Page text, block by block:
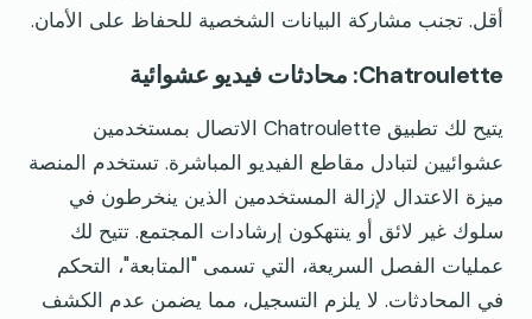
أقل. تجنب مشاركة البيانات الشخصية للحفاظ على الأمان.
Chatroulette: محادثات فيديو عشوائية
يتيح لك تطبيق Chatroulette الاتصال بمستخدمين
عشوائيين لتبادل مقاطع الفيديو المباشرة. تستخدم المنصة
ميزة الاعتدال لإزالة المستخدمين الذين ينخرطون في
سلوك غير لائق أو ينتهكون إرشادات المجتمع. تتيح لك
عمليات الفصل السريعة، التي تسمى "المتابعة"، التحكم
في المحادثات. لا يلزم التسجيل، مما يضمن عدم الكشف